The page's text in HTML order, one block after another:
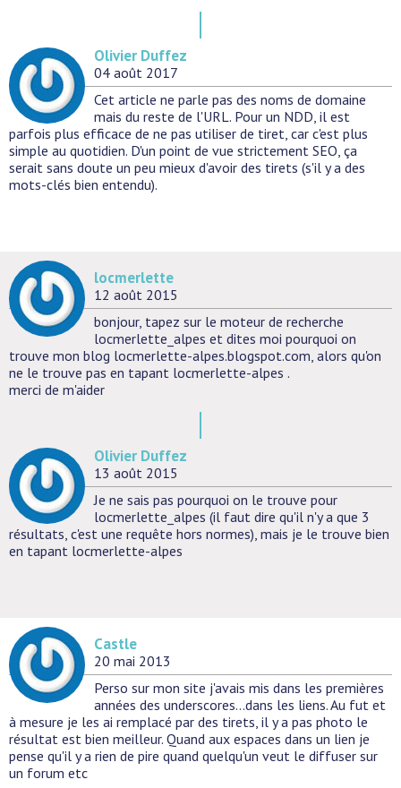
Olivier Duffez
04 août 2017
Cet article ne parle pas des noms de domaine
mais du reste de l'URL. Pour un NDD, il est
parfois plus efficace de ne pas utiliser de tiret, car c'est plus
simple au quotidien. D'un point de vue strictement SEO, ça
serait sans doute un peu mieux d'avoir des tirets (s'il y a des
mots-clés bien entendu).
locmerlette
12 août 2015
bonjour, tapez sur le moteur de recherche
locmerlette_alpes et dites moi pourquoi on
trouve mon blog locmerlette-alpes.blogspot.com, alors qu'on
ne le trouve pas en tapant locmerlette-alpes .
merci de m'aider
Olivier Duffez
13 août 2015
Je ne sais pas pourquoi on le trouve pour
locmerlette_alpes (il faut dire qu'il n'y a que 3
résultats, c'est une requête hors normes), mais je le trouve bien
en tapant locmerlette-alpes
Castle
20 mai 2013
Perso sur mon site j'avais mis dans les premières
années des underscores...dans les liens. Au fut et
à mesure je les ai remplacé par des tirets, il y a pas photo le
résultat est bien meilleur. Quand aux espaces dans un lien je
pense qu'il y a rien de pire quand quelqu'un veut le diffuser sur
un forum etc